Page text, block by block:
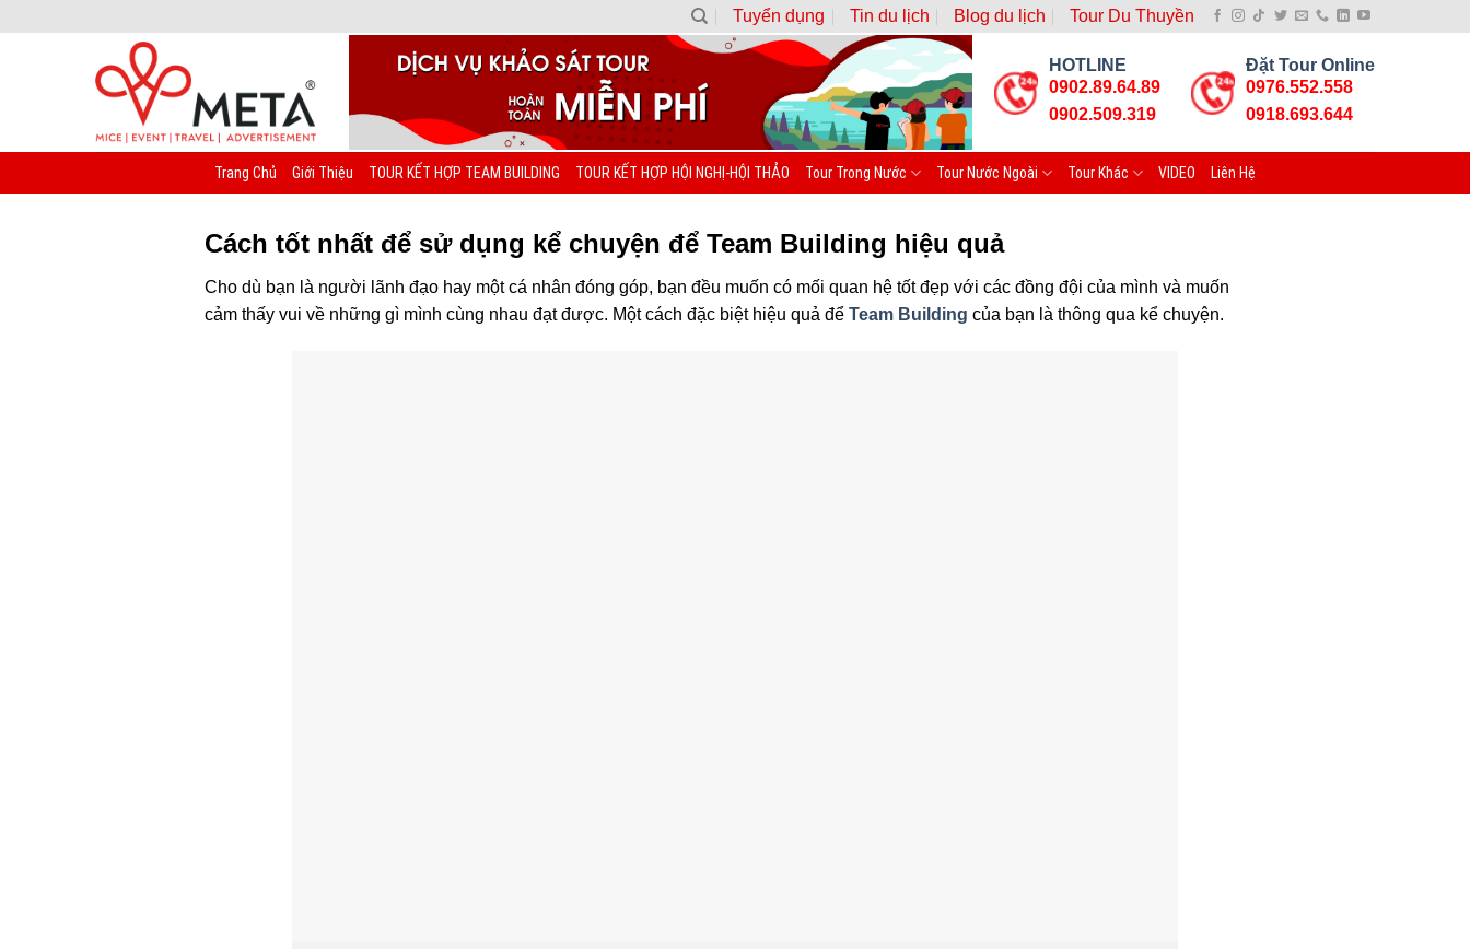
Tuyển dụng Tin du lịch Blog du lịch Tour Du Thuyền
HOTLINE
0902.89.64.89
0902.509.319
Đặt Tour Online
0976.552.558
0918.693.644
Trang Chủ Giới Thiệu TOUR KẾT HỢP TEAM BUILDING TOUR KẾT HỢP HỘI NGHỊ-HỘI THẢO Tour Trong Nước Tour Nước Ngoài Tour Khác VIDEO Liên Hệ
Cách tốt nhất để sử dụng kể chuyện để Team Building hiệu quả
Cho dù bạn là người lãnh đạo hay một cá nhân đóng góp, bạn đều muốn có mối quan hệ tốt đẹp với các đồng đội của mình và muốn
cảm thấy vui về những gì mình cùng nhau đạt được. Một cách đặc biệt hiệu quả để Team Building của bạn là thông qua kể chuyện.